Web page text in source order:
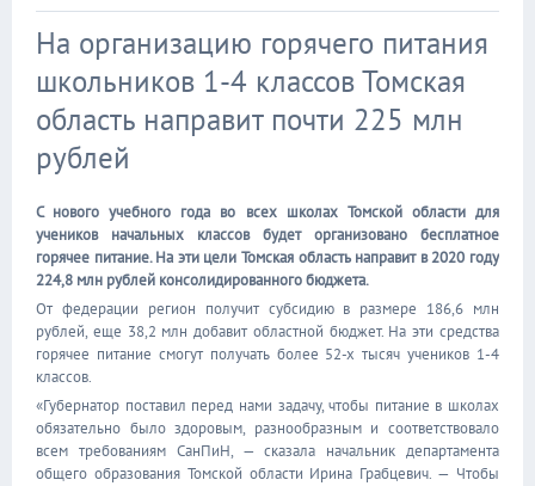
На организацию горячего питания
школьников 1-4 классов Томская
область направит почти 225 млн
рублей
С нового учебного года во всех школах Томской области для
учеников начальных классов будет организовано бесплатное
горячее питание. На эти цели Томская область направит в 2020 году
224,8 млн рублей консолидированного бюджета.
От федерации регион получит субсидию в размере 186,6 млн
рублей, еще 38,2 млн добавит областной бюджет. На эти средства
горячее питание смогут получать более 52-х тысяч учеников 1-4
классов.
«Губернатор поставил перед нами задачу, чтобы питание в школах
обязательно было здоровым, разнообразным и соответствовало
всем требованиям СанПиН, — сказала начальник департамента
общего образования Томской области Ирина Грабцевич. — Чтобы